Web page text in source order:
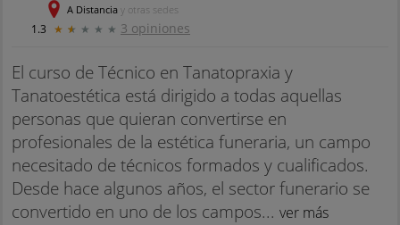
A Distancia y otras sedes
1.3 ★ ★ ★ ★ ★ 3 opiniones
El curso de Técnico en Tanatopraxia y
Tanatoestética está dirigido a todas aquellas
personas que quieran convertirse en
profesionales de la estética funeraria, un campo
necesitado de técnicos formados y cualificados.
Desde hace algunos años, el sector funerario se
convertido en uno de los campos... ver más